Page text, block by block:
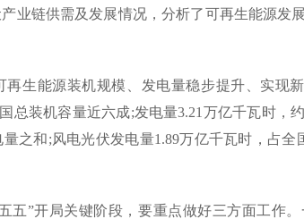
业链供需及发展情况，分析了可再生能源发
再生能源装机规模、发电量稳步提升、实现
总装机容量近六成;发电量3.21万亿千瓦时，
之和;风电光伏发电量1.89万亿千瓦时，占全
五”开局关键阶段，要重点做好三方面工作